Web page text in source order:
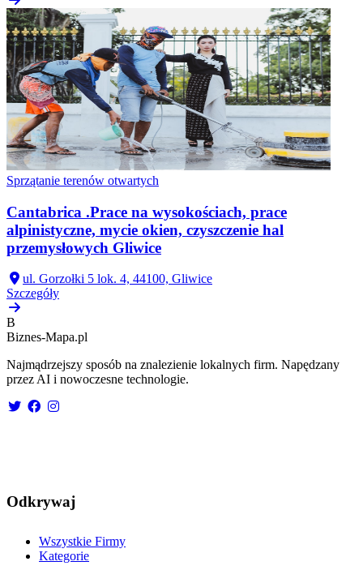
Sprzątanie terenów otwartych
Cantabrica .Prace na wysokościach, prace
alpinistyczne, mycie okien, czyszczenie hal
przemysłowych Gliwice
ul. Gorzołki 5 lok. 4, 44100, Gliwice
Szczegóły
B
Biznes-Mapa.pl
Najmądrzejszy sposób na znalezienie lokalnych firm. Napędzany
przez AI i nowoczesne technologie.
Odkrywaj
Wszystkie Firmy
Kategorie